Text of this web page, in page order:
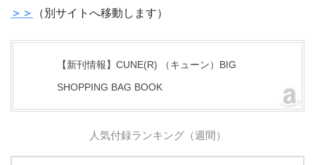
＞＞
（別サイトへ移動します）
【新刊情報】CUNE(R) （キューン）BIG
SHOPPING BAG BOOK
人気付録ランキング（週間）